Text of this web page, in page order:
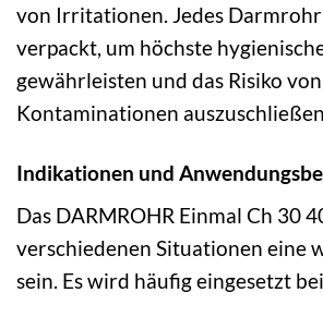
von Irritationen. Jedes
verpackt, um höchste
gewährleisten und das Risiko von
Kontaminationen auszuschließen.
Indikationen und
Das DARMROHR Einmal Ch 30
verschiedenen Situationen eine
sein. Es wird häufig eingesetzt